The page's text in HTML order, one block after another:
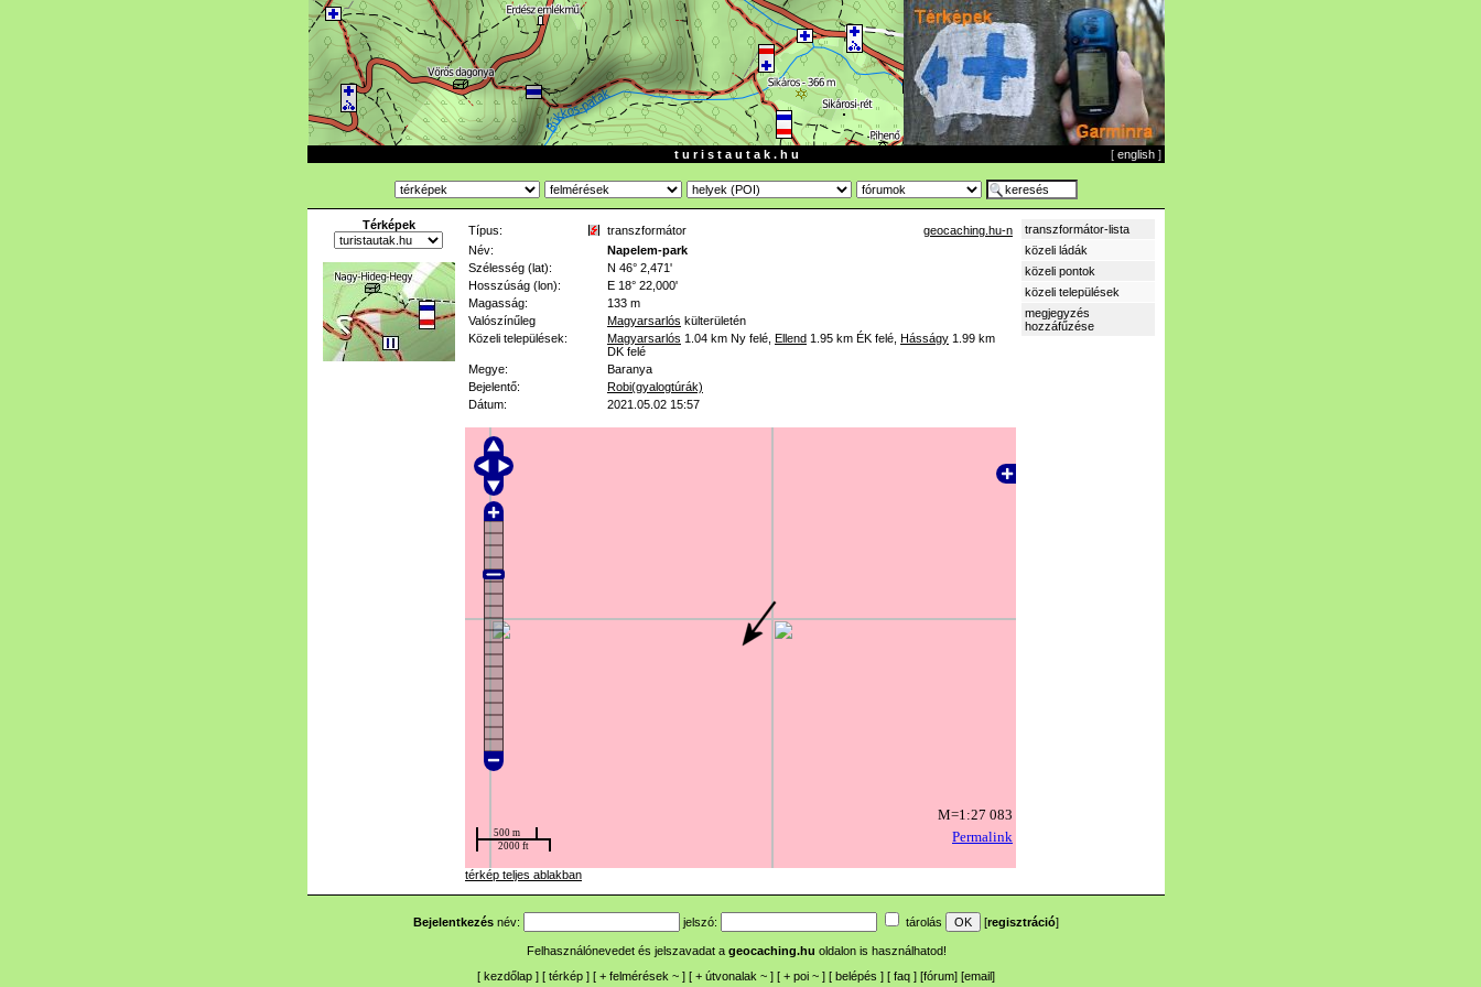
t u r i s t a u t a k . h u [ english ]
Térképek Típus: transzformátor
geocaching.hu-n
Név:
Napelem-park
Szélesség (lat):
N 46° 2,471'
Hosszúság (lon):
E 18° 22,000'
Magasság:
133 m
Valószínűleg
Magyarsarlós külterületén
Közeli települések:
Magyarsarlós 1.04 km Ny felé Ellend 1.95 km ÉK felé Hásságy 1.99 km
DK felé
Megye:
Baranya
Bejelentő:
Robi(gyalogtúrák)
Dátum:
2021.05.02 15:57
térkép teljes ablakban
transzformátor-lista
közeli ládák
közeli pontok
közeli települések
megjegyzés
hozzáfűzése
Bejelentkezés név: jelszó: tárolás [regisztráció]
Felhasználónevedet és jelszavadat a geocaching.hu oldalon is használhatod!
[ kezdőlap ] [ térkép ] [ + felmérések ~ ] [ + útvonalak ~ ] [ + poi ~ ] [ belépés ] [ faq ] [fórum] [email]